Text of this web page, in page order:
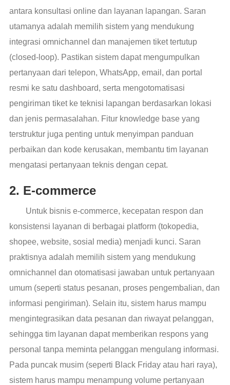
antara konsultasi online dan layanan lapangan. Saran
utamanya adalah memilih sistem yang mendukung
integrasi omnichannel dan manajemen tiket tertutup
(closed-loop). Pastikan sistem dapat mengumpulkan
pertanyaan dari telepon, WhatsApp, email, dan portal
resmi ke satu dashboard, serta mengotomatisasi
pengiriman tiket ke teknisi lapangan berdasarkan lokasi
dan jenis permasalahan. Fitur knowledge base yang
terstruktur juga penting untuk menyimpan panduan
perbaikan dan kode kerusakan, membantu tim layanan
mengatasi pertanyaan teknis dengan cepat.
2. E-commerce
Untuk bisnis e-commerce, kecepatan respon dan
konsistensi layanan di berbagai platform (tokopedia,
shopee, website, sosial media) menjadi kunci. Saran
praktisnya adalah memilih sistem yang mendukung
omnichannel dan otomatisasi jawaban untuk pertanyaan
umum (seperti status pesanan, proses pengembalian, dan
informasi pengiriman). Selain itu, sistem harus mampu
mengintegrasikan data pesanan dan riwayat pelanggan,
sehingga tim layanan dapat memberikan respons yang
personal tanpa meminta pelanggan mengulang informasi.
Pada puncak musim (seperti Black Friday atau hari raya),
sistem harus mampu menampung volume pertanyaan